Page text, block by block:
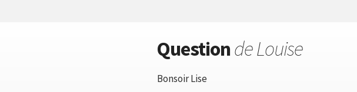
Questionde Louise
Bonsoir Lise